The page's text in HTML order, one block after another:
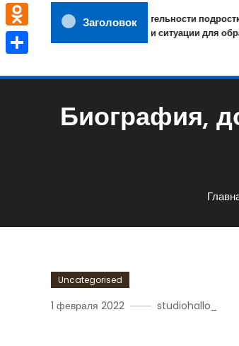
Заголовок
Сфера деятельности
психолога и ситуации для
Биография,
Uncategorised
1 февраля 2022 studiohallo_
VK
Odnoklassniki